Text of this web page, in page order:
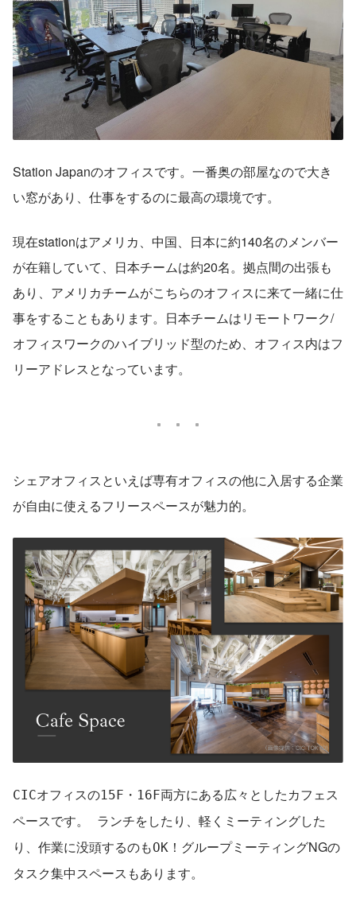
Station Japanのオフィスです。一番奥の部屋なので大き
い窓があり、仕事をするのに最高の環境です。
現在stationはアメリカ、中国、日本に約140名のメンバー
が在籍していて、日本チームは約20名。拠点間の出張も
あり、アメリカチームがこちらのオフィスに来て一緒に仕
事をすることもあります。日本チームはリモートワーク/
オフィスワークのハイブリッド型のため、オフィス内はフ
リーアドレスとなっています。
シェアオフィスといえば専有オフィスの他に入居する企業
が自由に使えるフリースペースが魅力的。
CICオフィスの15F・16F両方にある広々としたカフェス
ペースです。 ランチをしたり、軽くミーティングした
り、作業に没頭するのもOK！ グループミーティングNGの
タスク集中スペースもあります。